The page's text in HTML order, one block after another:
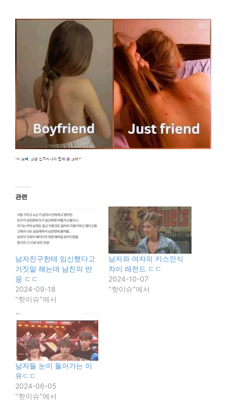
관련
남자친구한테 임신했다고
거짓말 해는데 남친의 반
응 ㄷㄷ
2024-09-18
"핫이슈"에서
남자와 여자의 키스인식
차이 레전드 ㄷㄷ
2024-10-07
"핫이슈"에서
남자들 눈이 돌아가는 이
유ㄷㄷ
2024-06-05
"핫이슈"에서